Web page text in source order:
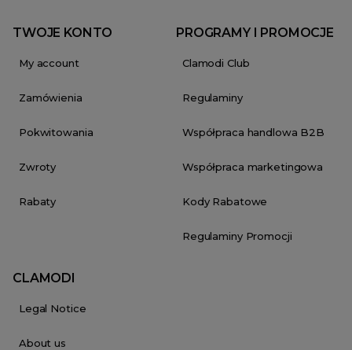
TWOJE KONTO
My account
Zamówienia
Pokwitowania
Zwroty
Rabaty
PROGRAMY I PROMOCJE
Clamodi Club
Regulaminy
Współpraca handlowa B2B
Współpraca marketingowa
Kody Rabatowe
Regulaminy Promocji
CLAMODI
Legal Notice
About us